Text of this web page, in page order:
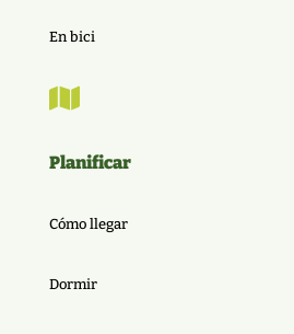
En bici

Planificar
Cómo llegar
Dormir